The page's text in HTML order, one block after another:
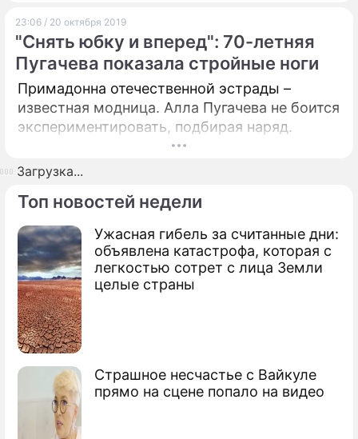
Топ новостей недели
Ужасная гибель за считанные дни:
объявлена катастрофа, которая с
легкостью сотрет с лица Земли
целые страны
Страшное несчастье с Вайкуле
прямо на сцене попало на видео
23:06 / 20 октября 2019
"Снять юбку и вперед": 70-летняя
Пугачева показала стройные ноги
Примадонна отечественной эстрады –
известная модница. Алла Пугачева не боится
экспериментировать, подбирая наряд.
Загрузка...